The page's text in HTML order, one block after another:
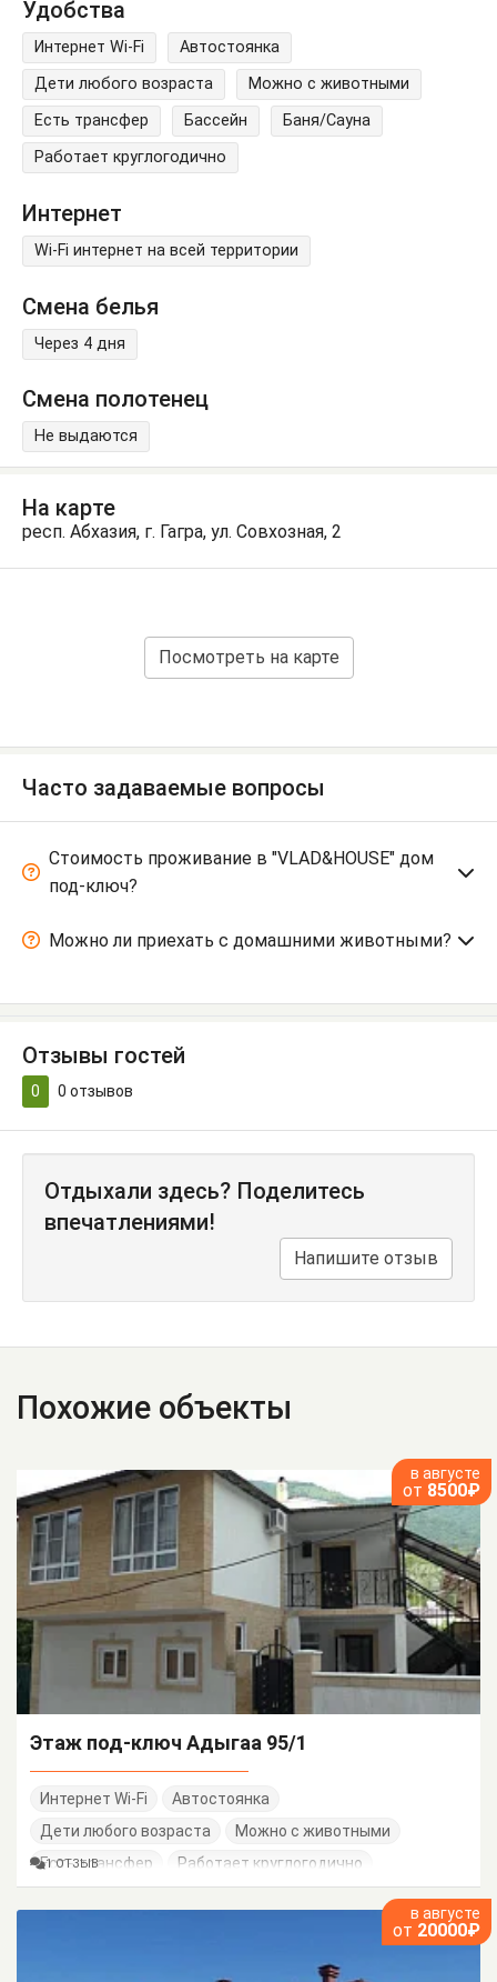
Удобства
Интернет Wi-Fi
Автостоянка
Дети любого возраста
Можно с животными
Есть трансфер
Бассейн
Баня/Сауна
Работает круглогодично
Интернет
Wi-Fi интернет на всей территории
Смена белья
Через 4 дня
Смена полотенец
Не выдаются
На карте
респ. Абхазия, г. Гагра, ул. Совхозная, 2
Посмотреть на карте
Часто задаваемые вопросы
Стоимость проживание в "VLAD&HOUSE" дом
под-ключ?
Можно ли приехать с домашними животными?
Отзывы гостей
0 0 отзывов
Отдыхали здесь? Поделитесь
впечатлениями!
Напишите отзыв
Похожие объекты
в августе
от 8500₽
Этаж под-ключ Адыгаа 95/1
Интернет Wi-Fi
Автостоянка
Дети любого возраста
Можно с животными
Есть трансфер
Работает круглогодично
1 ОТЗЫВ
в августе
от 20000₽